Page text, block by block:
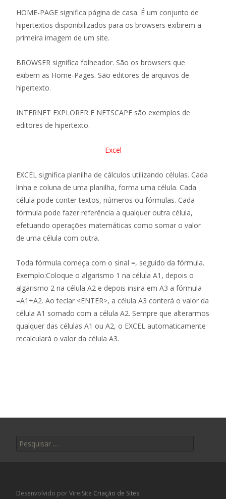
HOME-PAGE significa página de casa. É um conjunto de
hipertextos disponibilizados para os browsers exibirem a
primeira imagem de um site.
BROWSER significa folheador. São os browsers que
exibem as Home-Pages. São editores de arquivos de
hipertexto.
INTERNET EXPLORER E NETSCAPE são exemplos de
editores de hipertexto.
Excel
EXCEL significa planilha de cálculos utilizando células. Cada
linha e coluna de uma planilha, forma uma célula. Cada
célula pode conter textos, números ou fórmulas. Cada
fórmula pode fazer referência a qualquer outra célula,
efetuando operações matemáticas como somar o valor
de uma célula com outra.
Toda fórmula começa com o sinal =, seguido da fórmula.
Exemplo:Coloque o algarismo 1 na célula A1, depois o
algarismo 2 na célula A2 e depois insira em A3 a fórmula
=A1+A2. Ao teclar <ENTER>, a célula A3 conterá o valor da
célula A1 somado com a célula A2. Sempre que alterarmos
qualquer das células A1 ou A2, o EXCEL automaticamente
recalculará o valor da célula A3.
Desenvolvido por VireiSite Criação de Sites.